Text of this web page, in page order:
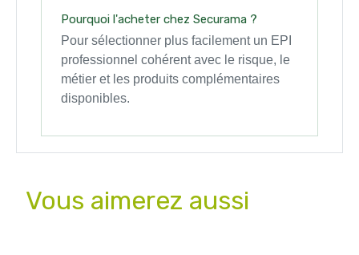
Pourquoi l'acheter chez Securama ?
Pour sélectionner plus facilement un EPI
professionnel cohérent avec le risque, le
métier et les produits complémentaires
disponibles.
Vous aimerez aussi